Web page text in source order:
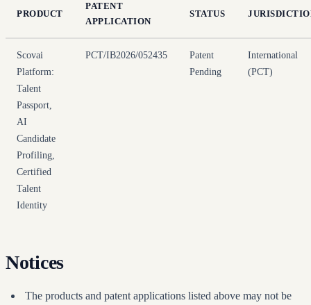
PRODUCT
PATENT
APPLICATION
STATUS
Scovai
Platform:
Talent
Passport,
AI
Candidate
Profiling,
Certified
Talent
Identity
PCT/IB2026/052435
Patent
Pending
International
(PCT)
Notices
The products and patent applications listed above may not be